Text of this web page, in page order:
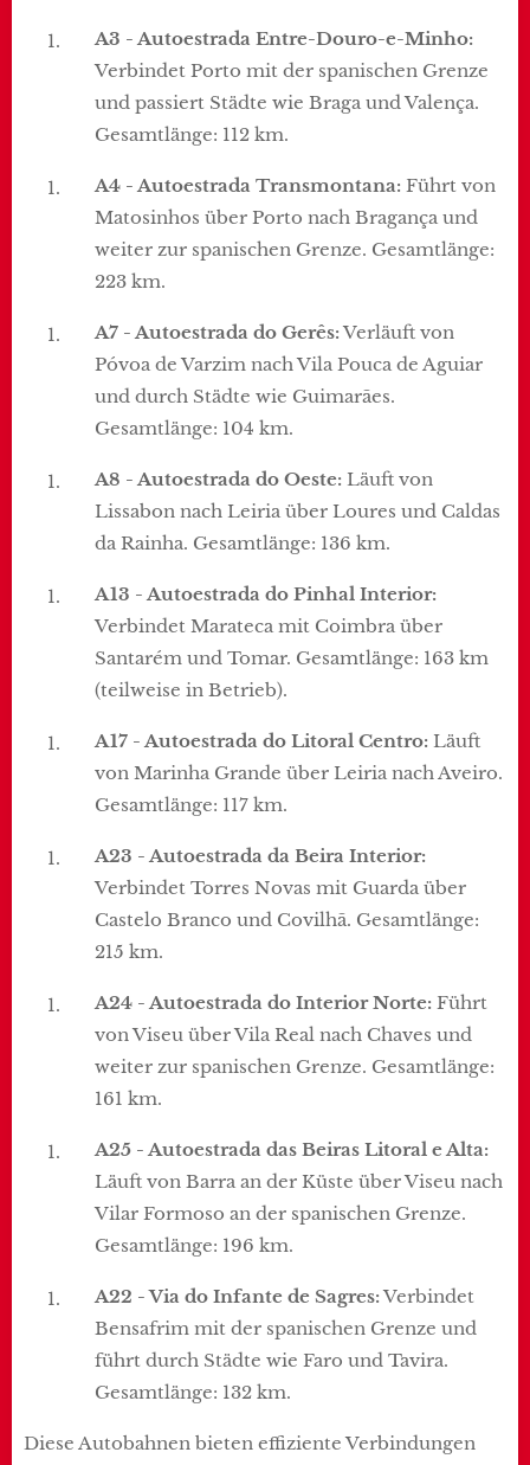
A3 - Autoestrada Entre-Douro-e-Minho:
Verbindet Porto mit der spanischen Grenze
und passiert Städte wie Braga und Valença.
Gesamtlänge: 112 km.
A4 - Autoestrada Transmontana: Führt von
Matosinhos über Porto nach Bragança und
weiter zur spanischen Grenze. Gesamtlänge:
223 km.
A7 - Autoestrada do Gerês:Verläuft von
Póvoa de Varzim nach Vila Pouca de Aguiar
und durch Städte wie Guimarães.
Gesamtlänge: 104 km.
A8 - Autoestrada do Oeste: Läuft von
Lissabon nach Leiria über Loures und Caldas
da Rainha. Gesamtlänge: 136 km.
A13 - Autoestrada do Pinhal Interior:
Verbindet Marateca mit Coimbra über
Santarém und Tomar. Gesamtlänge: 163 km
(teilweise in Betrieb).
A17 - Autoestrada do Litoral Centro: Läuft
von Marinha Grande über Leiria nach Aveiro.
Gesamtlänge: 117 km.
A23 - Autoestrada da Beira Interior:
Verbindet Torres Novas mit Guarda über
Castelo Branco und Covilhã. Gesamtlänge:
215 km.
A24 - Autoestrada do Interior Norte: Führt
von Viseu über Vila Real nach Chaves und
weiter zur spanischen Grenze. Gesamtlänge:
161 km.
A25 - Autoestrada das Beiras Litoral e Alta:
Läuft von Barra an der Küste über Viseu nach
Vilar Formoso an der spanischen Grenze.
Gesamtlänge: 196 km.
A22 - Via do Infante de Sagres:Verbindet
Bensafrim mit der spanischen Grenze und
führt durch Städte wie Faro und Tavira.
Gesamtlänge: 132 km.
Diese Autobahnen bieten effiziente Verbindungen